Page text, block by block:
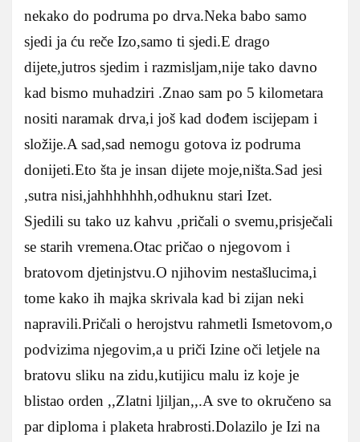
nekako do podruma po drva.Neka babo samo
sjedi ja ću reče Izo,samo ti sjedi.E drago
dijete,jutros sjedim i razmisljam,nije tako davno
kad bismo muhadziri .Znao sam po 5 kilometara
nositi naramak drva,i još kad dođem iscijepam i
složije.A sad,sad nemogu gotova iz podruma
donijeti.Eto šta je insan dijete moje,ništa.Sad jesi
,sutra nisi,jahhhhhhh,odhuknu stari Izet.
Sjedili su tako uz kahvu ,pričali o svemu,prisječali
se starih vremena.Otac pričao o njegovom i
bratovom djetinjstvu.O njihovim nestašlucima,i
tome kako ih majka skrivala kad bi zijan neki
napravili.Pričali o herojstvu rahmetli Ismetovom,o
podvizima njegovim,a u priči Izine oči letjele na
bratovu sliku na zidu,kutijicu malu iz koje je
blistao orden ,,Zlatni ljiljan,,.A sve to okručeno sa
par diploma i plaketa hrabrosti.Dolazilo je Izi na